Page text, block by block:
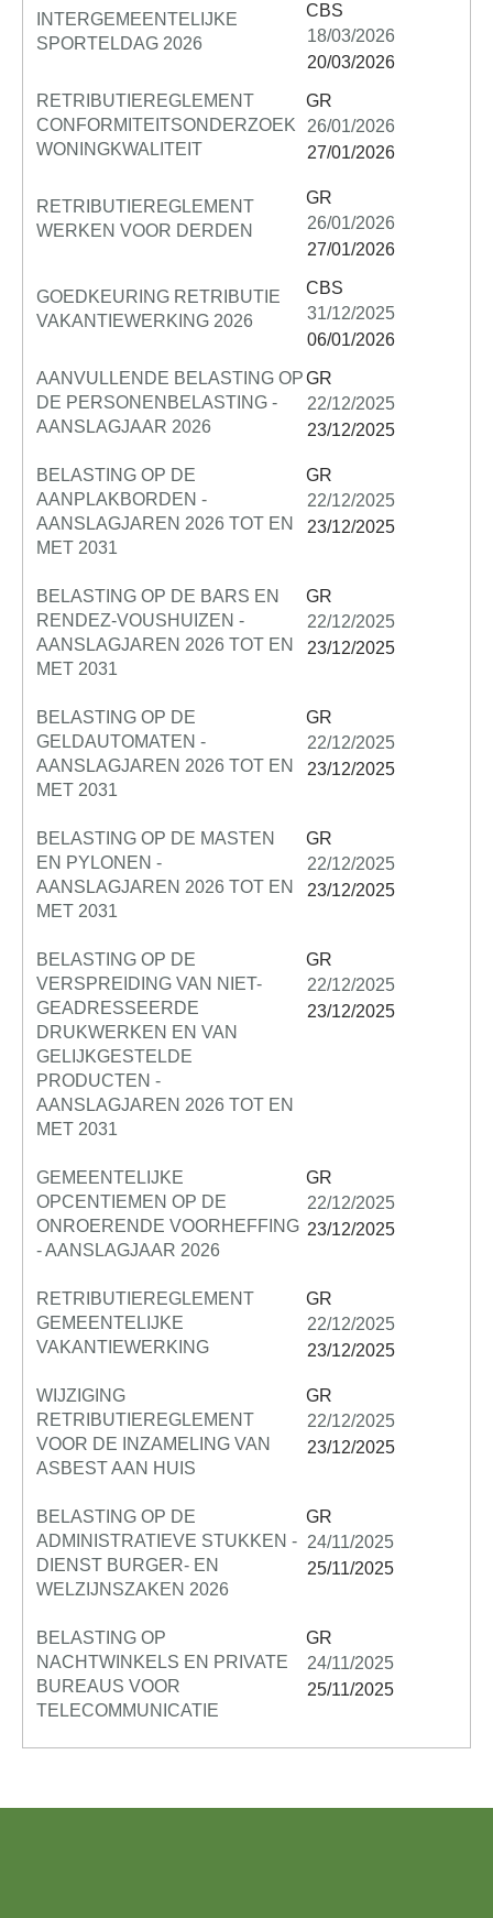
INTERGEMEENTELIJKE
SPORTELDAG 2026
CBS
18/03/2026
20/03/2026
RETRIBUTIEREGLEMENT
CONFORMITEITSONDERZOEK
WONINGKWALITEIT
GR
26/01/2026
27/01/2026
RETRIBUTIEREGLEMENT
WERKEN VOOR DERDEN
GR
26/01/2026
27/01/2026
GOEDKEURING RETRIBUTIE
VAKANTIEWERKING 2026
CBS
31/12/2025
06/01/2026
AANVULLENDE BELASTING OP
DE PERSONENBELASTING -
AANSLAGJAAR 2026
GR
22/12/2025
23/12/2025
BELASTING OP DE
AANPLAKBORDEN -
AANSLAGJAREN 2026 TOT EN
MET 2031
GR
22/12/2025
23/12/2025
BELASTING OP DE BARS EN
RENDEZ-VOUSHUIZEN -
AANSLAGJAREN 2026 TOT EN
MET 2031
GR
22/12/2025
23/12/2025
BELASTING OP DE
GELDAUTOMATEN -
AANSLAGJAREN 2026 TOT EN
MET 2031
GR
22/12/2025
23/12/2025
BELASTING OP DE MASTEN
EN PYLONEN -
AANSLAGJAREN 2026 TOT EN
MET 2031
GR
22/12/2025
23/12/2025
BELASTING OP DE
VERSPREIDING VAN NIET-
GEADRESSEERDE
DRUKWERKEN EN VAN
GELIJKGESTELDE
PRODUCTEN -
AANSLAGJAREN 2026 TOT EN
MET 2031
GR
22/12/2025
23/12/2025
GEMEENTELIJKE
OPCENTIEMEN OP DE
ONROERENDE VOORHEFFING
- AANSLAGJAAR 2026
GR
22/12/2025
23/12/2025
RETRIBUTIEREGLEMENT
GEMEENTELIJKE
VAKANTIEWERKING
GR
22/12/2025
23/12/2025
WIJZIGING
RETRIBUTIEREGLEMENT
VOOR DE INZAMELING VAN
ASBEST AAN HUIS
GR
22/12/2025
23/12/2025
BELASTING OP DE
ADMINISTRATIEVE STUKKEN -
DIENST BURGER- EN
WELZIJNSZAKEN 2026
GR
24/11/2025
25/11/2025
BELASTING OP
NACHTWINKELS EN PRIVATE
BUREAUS VOOR
TELECOMMUNICATIE
GR
24/11/2025
25/11/2025